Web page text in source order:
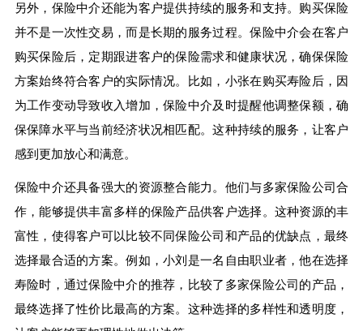
另外，保险中介还能为客户提供持续的服务和支持。购买保险
并不是一次性交易，而是长期的服务过程。保险中介会在客户
购买保险后，定期跟进客户的保险需求和健康状况，确保保险
方案始终符合客户的实际情况。比如，小张在购买寿险后，因
为工作变动导致收入增加，保险中介及时提醒他调整保额，确
保保障水平与当前经济状况相匹配。这种持续的服务，让客户
感到更加放心和满意。
保险中介还具备强大的资源整合能力。他们与多家保险公司合
作，能够提供丰富多样的保险产品供客户选择。这种资源的丰
富性，使得客户可以比较不同保险公司和产品的优缺点，最终
选择最合适的方案。例如，小刘是一名自由职业者，他在选择
寿险时，通过保险中介的推荐，比较了多家保险公司的产品，
最终选择了性价比最高的方案。这种选择的多样性和透明度，